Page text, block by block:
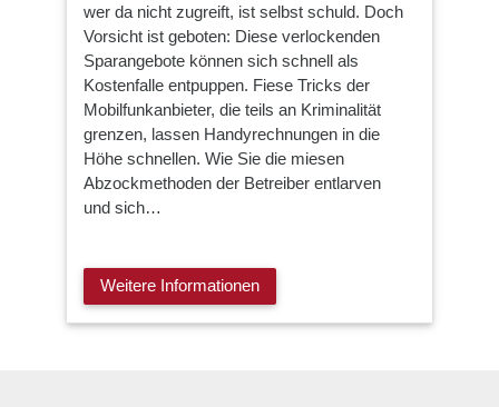
wer da nicht zugreift, ist selbst schuld. Doch
Vorsicht ist geboten: Diese verlockenden
Sparangebote können sich schnell als
Kostenfalle entpuppen. Fiese Tricks der
Mobilfunkanbieter, die teils an Kriminalität
grenzen, lassen Handyrechnungen in die
Höhe schnellen. Wie Sie die miesen
Abzockmethoden der Betreiber entlarven
und sich…
Weitere Informationen